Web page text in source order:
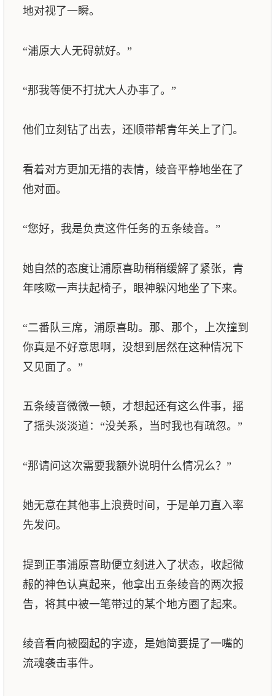
地对视了一瞬。
“浦原大人无碍就好。”
“那我等便不打扰大人办事了。”
他们立刻钻了出去，还顺带帮青年关上了门。
看着对方更加无措的表情，绫音平静地坐在了
他对面。
“您好，我是负责这件任务的五条绫音。”
她自然的态度让浦原喜助稍稍缓解了紧张，青
年咳嗽一声扶起椅子，眼神躲闪地坐了下来。
“二番队三席，浦原喜助。那、那个，上次撞到
你真是不好意思啊，没想到居然在这种情况下
又见面了。”
五条绫音微微一顿，才想起还有这么件事，摇
了摇头淡淡道：“没关系，当时我也有疏忽。”
“那请问这次需要我额外说明什么情况么？”
她无意在其他事上浪费时间，于是单刀直入率
先发问。
提到正事浦原喜助便立刻进入了状态，收起微
赧的神色认真起来，他拿出五条绫音的两次报
告，将其中被一笔带过的某个地方圈了起来。
绫音看向被圈起的字迹，是她简要提了一嘴的
流魂袭击事件。